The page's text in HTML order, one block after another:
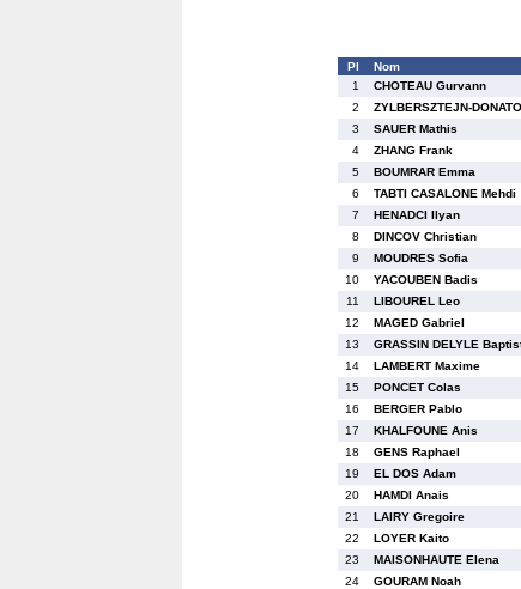
Pl Nom
1
CHOTEAU Gurvann
2
ZYLBERSZTEJN-
3
SAUER Mathis
4
ZHANG Frank
5
BOUMRAR Emma
6
TABTI CASALONE Mehdi
7
HENADCI Ilyan
8
DINCOV Christian
9
MOUDRES Sofia
10
YACOUBEN Badis
11
LIBOUREL Leo
12
MAGED Gabriel
13
GRASSIN DELYLE
14
LAMBERT Maxime
15
PONCET Colas
16
BERGER Pablo
17
KHALFOUNE Anis
18
GENS Raphael
19
EL DOS Adam
20
HAMDI Anais
21
LAIRY Gregoire
22
LOYER Kaito
23
MAISONHAUTE Elena
24
GOURAM Noah